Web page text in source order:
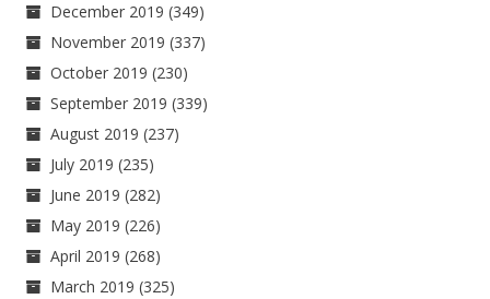
December 2019 (349)
November 2019 (337)
October 2019 (230)
September 2019 (339)
August 2019 (237)
July 2019 (235)
June 2019 (282)
May 2019 (226)
April 2019 (268)
March 2019 (325)